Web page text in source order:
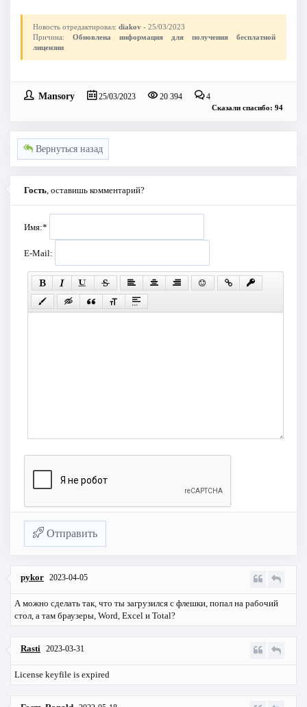
Новость отредактировал: diakov- 25/03/2023
Причина: Обновлена информация для получения бесплатной
лицензии
Mansory 25/03/2023 20 394 4
Сказали спасибо: 94
Вернуться назад
Гость, оставишь комментарий?
Имя:*
E-Mail:
Отправить
pykor 2023-04-05
А можно сделать так, что ты загрузился с флешки, попал на рабочий
стол, а там браузеры, Word, Excel и Total?
Rasti 2023-03-31
License keyfile is expired